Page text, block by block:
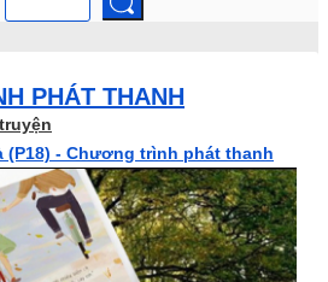
PHÁT THANH
(P18) - Chương trình phát thanh